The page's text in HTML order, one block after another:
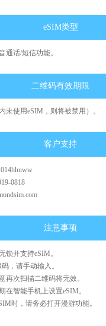
eSIM类型
通话/短信功能。
二维码有效期限
未使用eSIM，则将被禁用）。
客户支持
0818
注意事项
锁并支持eSIM。
，请手动输入。
再次扫描二维码将无效。
在智能手机上设置eSIM。
时，请务必打开漫游功能。